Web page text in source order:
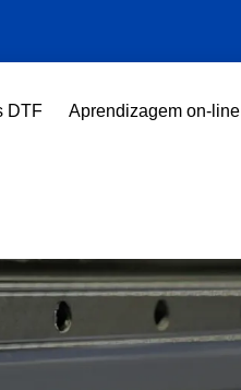
DTF Aprendizagem on-line